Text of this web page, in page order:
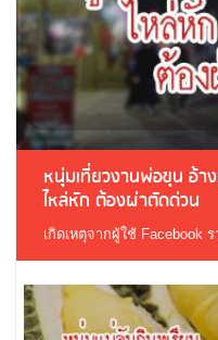
หนุ่มเที่ยวงานพ่อขุน อ้า
ไหล่หัก ต้องผ่าตัดด่วน
เกิดเหตุจากผู้ใช้ Facebook